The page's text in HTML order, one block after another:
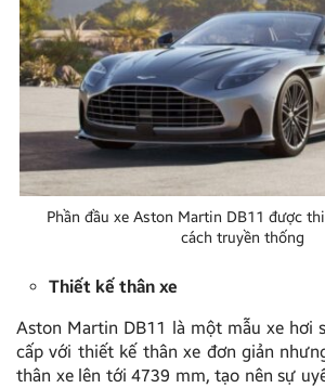
Phần đầu xe Aston Martin DB11 được
cách truyền thống
Thiết kế thân xe
Aston Martin DB11 là một mẫu xe hơi
cấp với thiết kế thân xe đơn giản
thân xe lên tới 4739 mm, tạo nên sự